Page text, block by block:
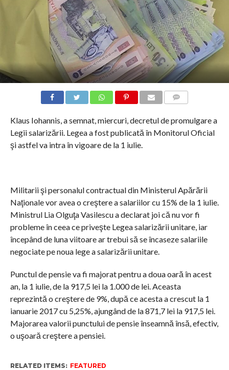
Klaus Iohannis, a semnat, miercuri, decretul de promulgare a
Legii salarizării. Legea a fost publicată în Monitorul Oficial
şi astfel va intra în vigoare de la 1 iulie.
Militarii şi personalul contractual din Ministerul Apărării
Naţionale vor avea o creştere a salariilor cu 15% de la 1 iulie.
Ministrul Lia Olguţa Vasilescu a declarat joi că nu vor fi
probleme în ceea ce priveşte Legea salarizării unitare, iar
începând de luna viitoare ar trebui să se încaseze salariile
negociate pe noua lege a salarizării unitare.
Punctul de pensie va fi majorat pentru a doua oară în acest
an, la 1 iulie, de la 917,5 lei la 1.000 de lei. Aceasta
reprezintă o creştere de 9%, după ce acesta a crescut la 1
ianuarie 2017 cu 5,25%, ajungând de la 871,7 lei la 917,5 lei.
Majorarea valorii punctului de pensie înseamnă însă, efectiv,
o uşoară creştere a pensiei.
RELATED ITEMS: FEATURED